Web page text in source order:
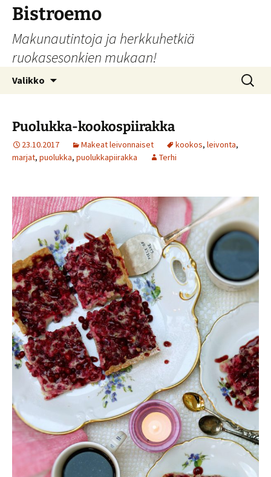
Siirry
sisältöön
Bistroemo
Makunautintoja ja herkkuhetkiä
ruokasesonkien mukaan!
Valikko Haku:
Puolukka-kookospiirakka
23.10.2017 Makeat leivonnaiset kookos, leivonta,
marjat, puolukka, puolukkapiirakka Terhi